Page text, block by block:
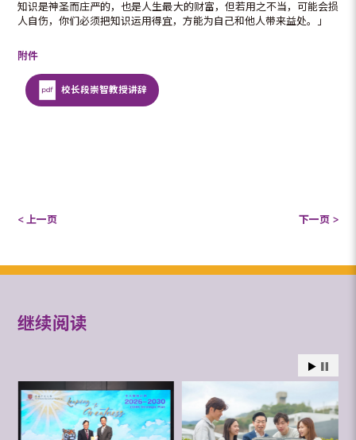
知识是神圣而庄严的，也是人生最大的财富，但若用之不当，可能会损
人自伤，你们必须把知识运用得宜，方能为自己和他人带来益处。」
附件
校长段崇智教授讲辞
< 上一页 下一页 >
继续阅读